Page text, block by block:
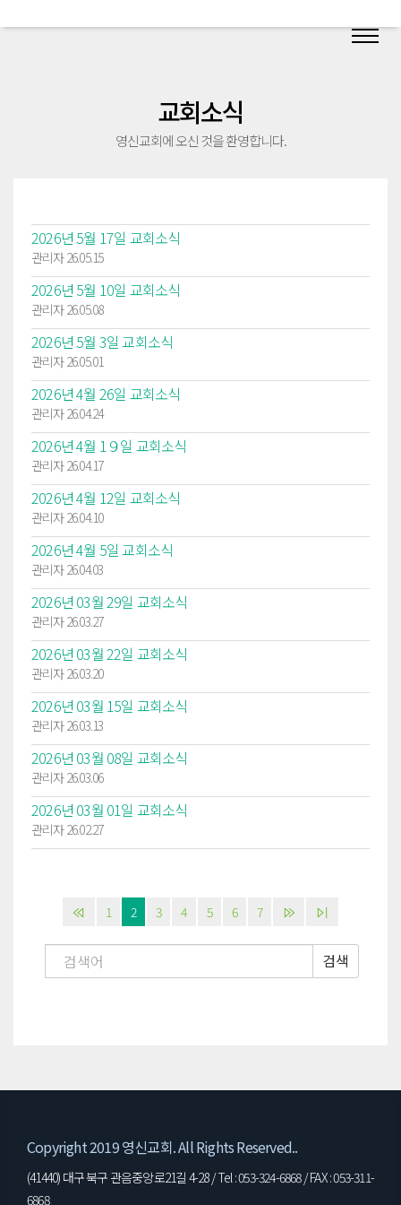
교회소식
영신교회에 오신 것을 환영합니다.
2026년 5월 17일 교회소식
관리자 26.05.15
2026년 5월 10일 교회소식
관리자 26.05.08
2026년 5월 3일 교회소식
관리자 26.05.01
2026년 4월 26일 교회소식
관리자 26.04.24
2026년 4월 1９일 교회소식
관리자 26.04.17
2026년 4월 12일 교회소식
관리자 26.04.10
2026년 4월 5일 교회소식
관리자 26.04.03
2026년 03월 29일 교회소식
관리자 26.03.27
2026년 03월 22일 교회소식
관리자 26.03.20
2026년 03월 15일 교회소식
관리자 26.03.13
2026년 03월 08일 교회소식
관리자 26.03.06
2026년 03월 01일 교회소식
관리자 26.02.27
1 2 3 4 5 6 7
검색
Copyright 2019 영신교회. All Rights Reserved..
(41440) 대구 북구 관음중앙로21길 4-28 / Tel : 053-324-6868 / FAX : 053-311-
6868